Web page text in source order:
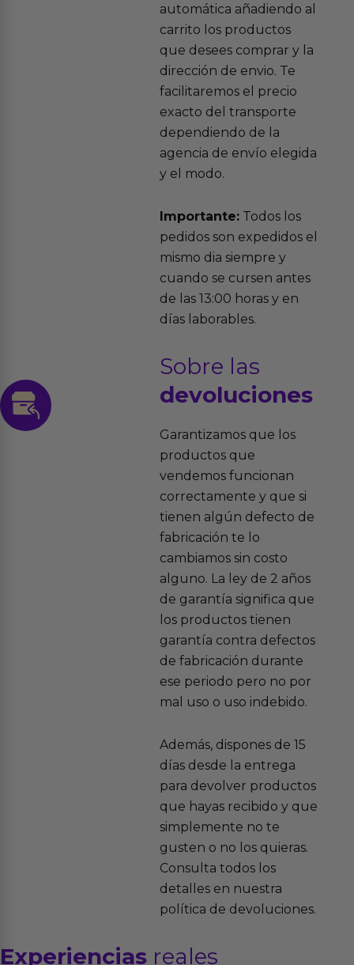
automática añadiendo al
carrito los productos
que desees comprar y la
dirección de envio. Te
facilitaremos el precio
exacto del transporte
dependiendo de la
agencia de envío elegida
y el modo.
Importante:Todos los
pedidos son expedidos el
mismo dia siempre y
cuando se cursen antes
de las 13:00 horas y en
días laborables.
Sobre las
devoluciones
Garantizamos que los
productos que
vendemos funcionan
correctamente y que si
tienen algún defecto de
fabricación te lo
cambiamos sin costo
alguno. La ley de 2 años
de garantía significa que
los productos tienen
garantía contra defectos
de fabricación durante
ese periodo pero no por
mal uso o uso indebido.
Además, dispones de 15
días desde la entrega
para devolver productos
que hayas recibido y que
simplemente no te
gusten o no los quieras.
Consulta todos los
detalles en nuestra
política de devoluciones.
Experiencias reales